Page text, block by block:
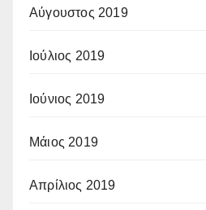
Αύγουστος 2019
Ιούλιος 2019
Ιούνιος 2019
Μάιος 2019
Απρίλιος 2019